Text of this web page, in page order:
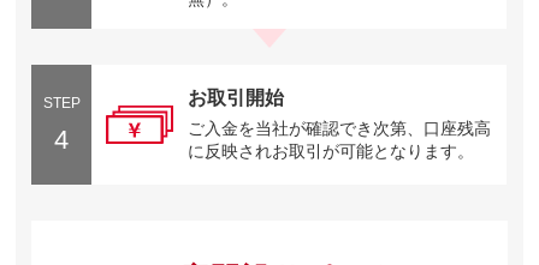
STEP
4
お取引開始
ご入金を当社が確認でき次第、口座残高
に反映されお取引が可能となります。